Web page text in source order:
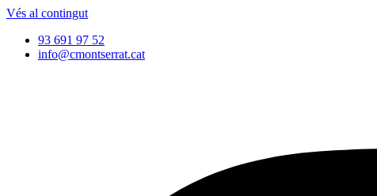
Vés al contingut
93 691 97 52
info@cmontserrat.cat